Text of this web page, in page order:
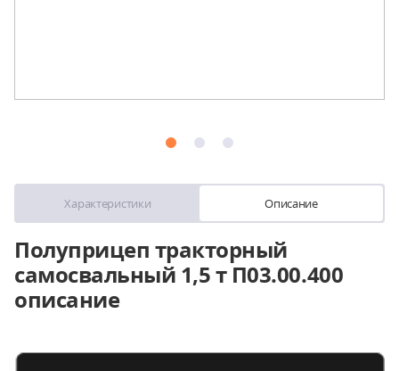
Характеристики Описание
Полуприцеп тракторный
самосвальный 1,5 т П03.00.400
описание